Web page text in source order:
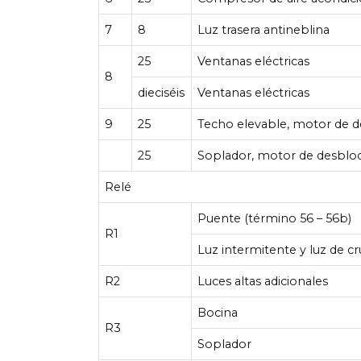
7 8 Luz trasera antineblina
8
25 Ventanas eléctricas
dieciséis Ventanas eléctricas
9 25 Techo elevable, motor de
25 Soplador, motor de
Relé
R1
Puente (término 56 – 56b)
Luz intermitente y luz de
R2 Luces altas adicionales
R3
Bocina
Soplador